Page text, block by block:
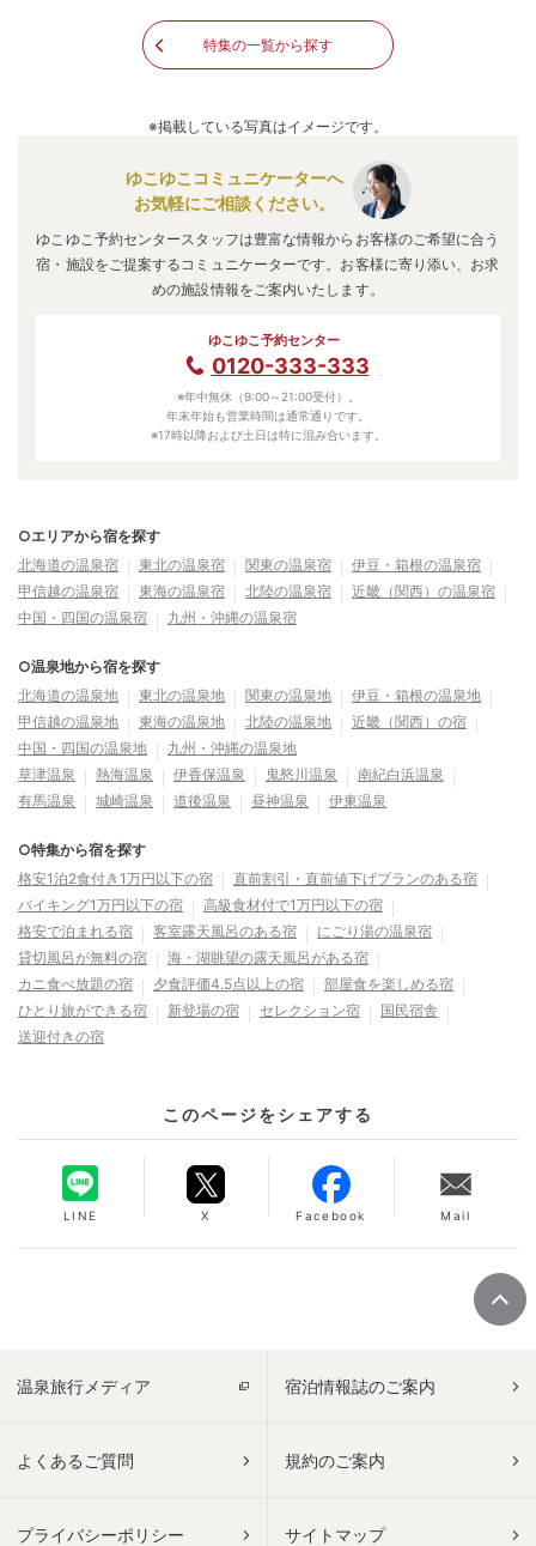
特集の一覧から探す
※掲載している写真はイメージです。
ゆこゆこコミュニケーターへ
お気軽にご相談ください。
ゆこゆこ予約センタースタッフは豊富な情報からお客様のご希望に合う
宿・施設をご提案するコミュニケーターです。お客様に寄り添い、お求
めの施設情報をご案内いたします。
ゆこゆこ予約センター
0120-333-333
※年中無休（9:00～21:00受付）。
年末年始も営業時間は通常通りです。
※17時以降および土日は特に混み合います。
○エリアから宿を探す
北海道の温泉宿
東北の温泉宿 関東の温泉宿
伊豆・箱根の温泉宿
甲信越の温泉宿
東海の温泉宿 北陸の温泉宿
近畿（関西）の温泉宿
中国・四国の温泉宿
九州・沖縄の温泉宿
○温泉地から宿を探す
北海道の温泉地
東北の温泉地 関東の温泉地
伊豆・箱根の温泉地
甲信越の温泉地
東海の温泉地 北陸の温泉地
近畿（関西）の宿
中国・四国の温泉地
九州・沖縄の温泉地
草津温泉
熱海温泉 伊香保温泉 鬼怒川温泉
南紀白浜温泉
有馬温泉
城崎温泉 道後温泉 昼神温泉 伊東温泉
○特集から宿を探す
格安1泊2食付き1万円以下の宿
直前割引・直前値下げプランのある宿
バイキング1万円以下の宿
高級食材付で1万円以下の宿
格安で泊まれる宿
客室露天風呂のある宿
にごり湯の温泉宿
貸切風呂が無料の宿
海・湖眺望の露天風呂がある宿
カニ食べ放題の宿
夕食評価4.5点以上の宿
部屋食を楽しめる宿
ひとり旅ができる宿
新登場の宿 セレクション宿
国民宿舎
送迎付きの宿
このページをシェアする
LINE X Facebook Mail
温泉旅行メディア 宿泊情報誌のご案内
よくあるご質問 規約のご案内
プライバシーポリシー サイトマップ